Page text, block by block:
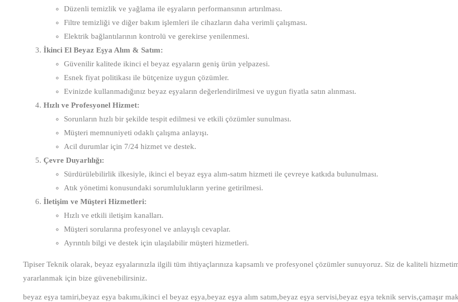
Düzenli temizlik ve yağlama ile eşyaların performansının artırılması.
Filtre temizliği ve diğer bakım işlemleri ile cihazların daha verimli çalışması.
Elektrik bağlantılarının kontrolü ve gerekirse yenilenmesi.
İkinci El Beyaz Eşya Alım & Satım:
Güvenilir kalitede ikinci el beyaz eşyaların geniş ürün yelpazesi.
Esnek fiyat politikası ile bütçenize uygun çözümler.
Evinizde kullanmadığınız beyaz eşyaların değerlendirilmesi ve uygun fiyatla satın alınması.
Hızlı ve Profesyonel Hizmet:
Sorunların hızlı bir şekilde tespit edilmesi ve etkili çözümler sunulması.
Müşteri memnuniyeti odaklı çalışma anlayışı.
Acil durumlar için 7/24 hizmet ve destek.
Çevre Duyarlılığı:
Sürdürülebilirlik ilkesiyle, ikinci el beyaz eşya alım-satım hizmeti ile çevreye katkıda bulunulması.
Atık yönetimi konusundaki sorumlulukların yerine getirilmesi.
İletişim ve Müşteri Hizmetleri:
Hızlı ve etkili iletişim kanalları.
Müşteri sorularına profesyonel ve anlayışlı cevaplar.
Ayrıntılı bilgi ve destek için ulaşılabilir müşteri hizmetleri.
Tipiser Teknik olarak, beyaz eşyalarınızla ilgili tüm ihtiyaçlarınıza kapsamlı ve profesyonel çözümler sunuyoruz. Siz de kaliteli
yararlanmak için bize güvenebilirsiniz.
beyaz eşya tamiri,beyaz eşya bakımı,ikinci el beyaz eşya,beyaz eşya alım satım,beyaz eşya servisi,beyaz eşya teknik servis,çamaşır